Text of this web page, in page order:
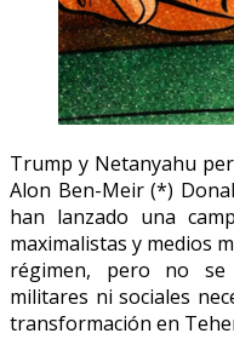
Trump y Netanyahu
Alon Ben-Meir (*)
han lanzado una
maximalistas y medios
régimen, pero no se
militares ni sociales
transformación en